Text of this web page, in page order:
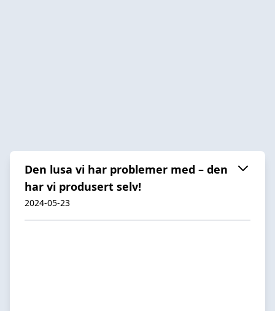
Den lusa vi har problemer med – den
har vi produsert selv!
2024-05-23